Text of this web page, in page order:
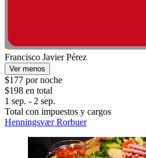
Francisco Javier Pérez
Ver menos
$177 por noche
$198 en total
1 sep. - 2 sep.
Total con impuestos y cargos
Henningsvær Rorbuer